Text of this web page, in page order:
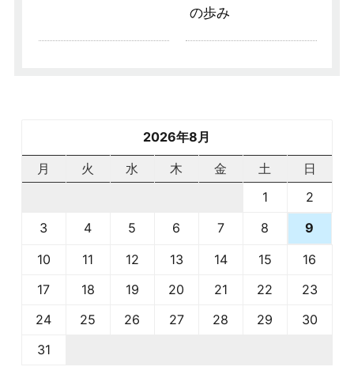
の歩み
2026年8月
月
火 水 木 金 土
日
1
2
3
4 5 6 7 8
9
10
11 12 13 14 15
16
17
18 19 20 21 22
23
24
25 26 27 28 29
30
31